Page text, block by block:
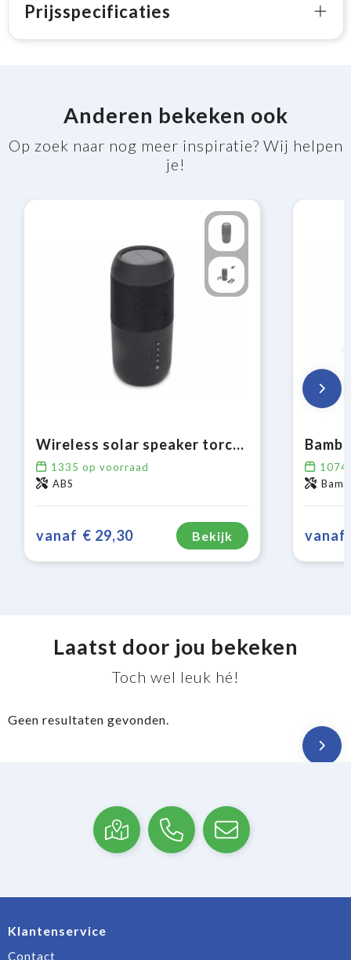
Prijsspecificaties
Anderen bekeken ook
Op zoek naar nog meer inspiratie? Wij helpen
je!
Wireless solar speaker torch 2x5W IPX6
1335 op voorraad
ABS
vanaf € 29,30 Bekijk
1074
vanaf
Laatst door jou bekeken
Toch wel leuk hé!
Geen resultaten gevonden.
Klantenservice
Contact